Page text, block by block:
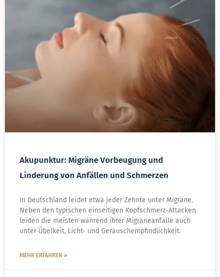
Akupunktur: Migräne Vorbeugung und
Linderung von Anfällen und Schmerzen
In Deutschland leidet etwa jeder Zehnte unter Migräne.
Neben den typischen einseitigen Kopfschmerz-Attacken
leiden die meisten während ihrer Migräneanfälle auch
unter Übelkeit, Licht- und Geräuschempfindlichkeit.
MEHR ERFAHREN »